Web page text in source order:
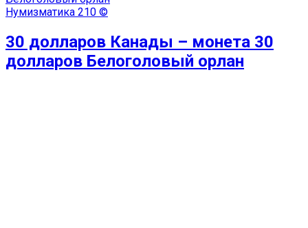
Нумизматика 210 ©
30 долларов Канады – монета 30
долларов Белоголовый орлан